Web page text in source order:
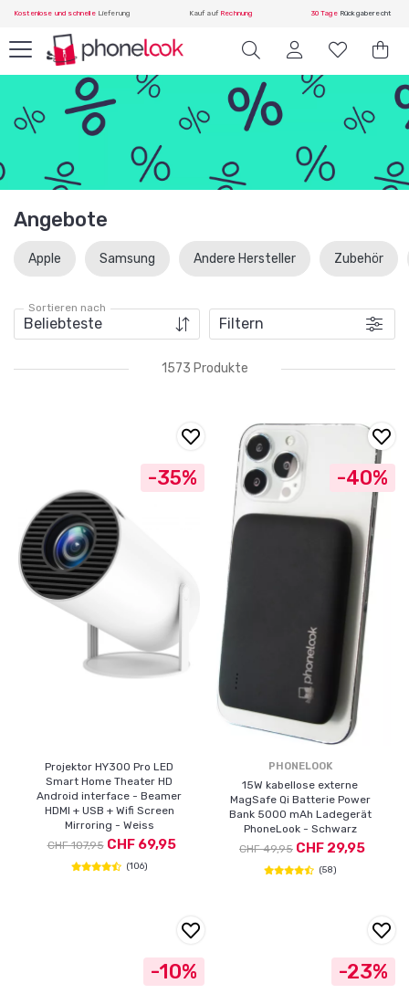
Kostenlose und schnelleLieferung Kauf auf Rechnung 30 TageRückgaberecht
Angebote
Apple Samsung Andere Hersteller Zubehör
Sortieren nach
Filtern
1573 Produkte
Projektor HY300 Pro LED
Smart Home Theater HD
Android interface - Beamer
HDMI + USB + Wifi Screen
Mirroring - Weiss
CHF 107,95CHF 69,95
(106)
-35%
PHONELOOK
15W kabellose externe
MagSafe Qi Batterie Power
Bank 5000 mAh Ladegerät
PhoneLook - Schwarz
CHF 49,95 CHF 29,95
(58)
-40%
-10% -23%